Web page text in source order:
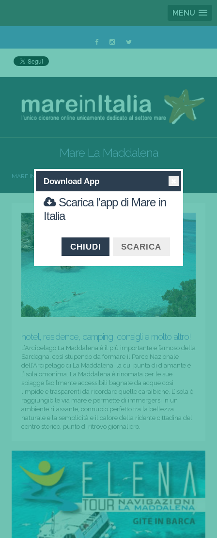
MENU
Mare La Maddalena
MARE IN ITALIA
hotel, residence, camping, consigli e molto altro!
L’Arcipelago La Maddalena è il più importante e famoso della
Sardegna, così stupendo da formare il Parco Nazionale
dell’Arcipelago di La Maddalena, la cui punta di diamante è
l’isola omonima. La Maddalena è rinomata per le sue
spiagge facilmente accessibili bagnate da acque così
limpide e trasparenti da ricordare quelle caraibiche. L’isola è
raggiungibile via mare e permette di immergersi in un
ambiente rilassante, connubio perfetto tra la bellezza
naturale e la semplicità e il calore della ridente cittadina del
centro storico, punto di ritrovo giornaliero.
Download App
Scarica l'app di Mare in
Italia
CHIUDI SCARICA